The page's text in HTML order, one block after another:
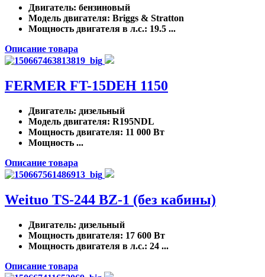
Двигатель: бензиновый
Модель двигателя: Briggs & Stratton
Мощность двигателя в л.с.: 19.5 ...
Описание товара
FERMER FT-15DEH 1150
Двигатель: дизельный
Модель двигателя: R195NDL
Мощность двигателя: 11 000 Вт
Мощность ...
Описание товара
Weituo TS-244 BZ-1 (без кабины)
Двигатель: дизельный
Мощность двигателя: 17 600 Вт
Мощность двигателя в л.с.: 24 ...
Описание товара